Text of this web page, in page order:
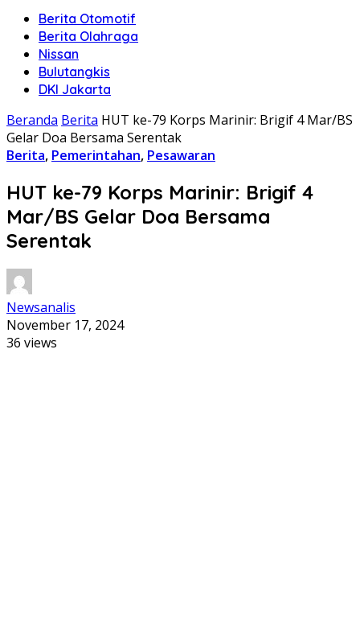
Berita Otomotif
Berita Olahraga
Nissan
Bulutangkis
DKI Jakarta
Beranda Berita HUT ke-79 Korps Marinir: Brigif 4 Mar/BS
Gelar Doa Bersama Serentak
Berita, Pemerintahan, Pesawaran
HUT ke-79 Korps Marinir: Brigif 4
Mar/BS Gelar Doa Bersama
Serentak
Newsanalis
November 17, 2024
36 views